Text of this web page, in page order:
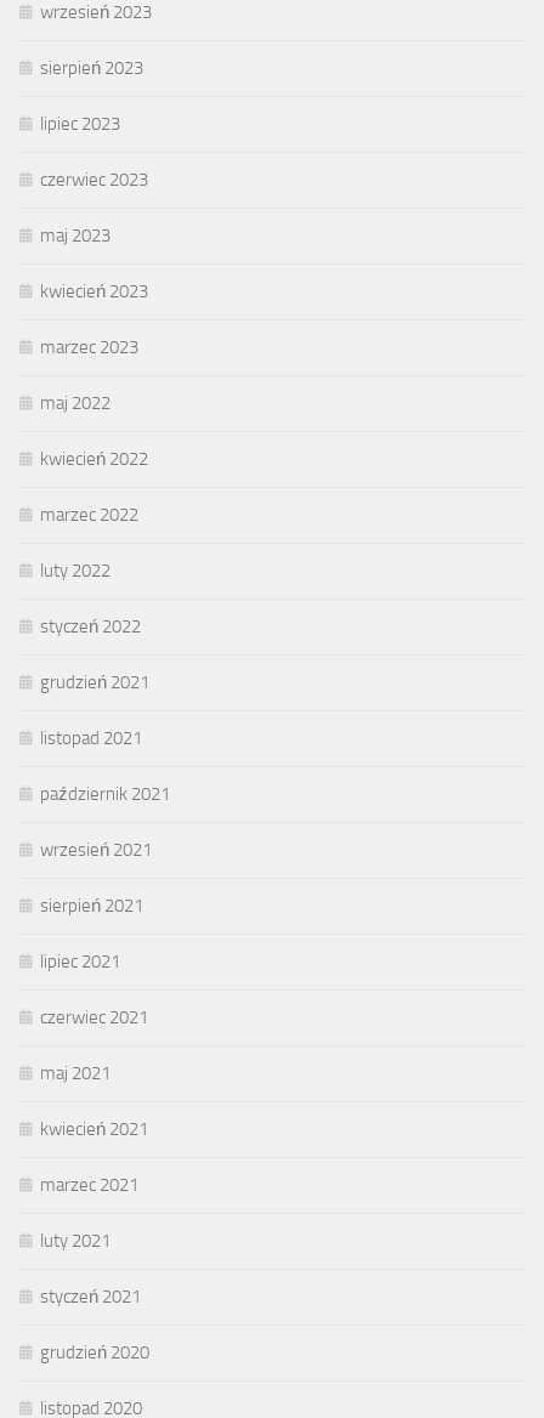
wrzesień 2023
sierpień 2023
lipiec 2023
czerwiec 2023
maj 2023
kwiecień 2023
marzec 2023
maj 2022
kwiecień 2022
marzec 2022
luty 2022
styczeń 2022
grudzień 2021
listopad 2021
październik 2021
wrzesień 2021
sierpień 2021
lipiec 2021
czerwiec 2021
maj 2021
kwiecień 2021
marzec 2021
luty 2021
styczeń 2021
grudzień 2020
listopad 2020